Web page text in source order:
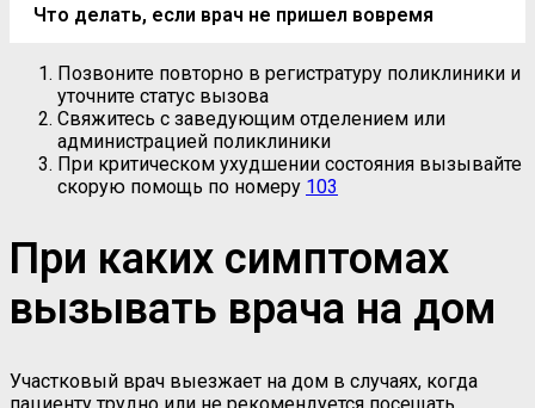
Что делать, если врач не пришел вовремя
Позвоните повторно в регистратуру поликлиники и
уточните статус вызова
Свяжитесь с заведующим отделением или
администрацией поликлиники
При критическом ухудшении состояния вызывайте
скорую помощь по номеру 103
При каких симптомах
вызывать врача на дом
Участковый врач выезжает на дом в случаях, когда